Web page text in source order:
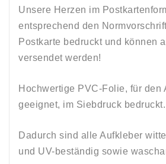
Unsere Herzen im
entsprechend den
Postkarte bedruckt und können
versendet werden!
Hochwertige PVC-Folie, für den
geeignet, im Siebdruck bedruckt.
Dadurch sind alle Aufkleber
und UV-beständig sowie